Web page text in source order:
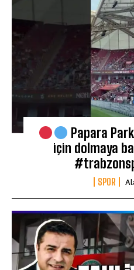
Papara
için dolmaya
SPOR